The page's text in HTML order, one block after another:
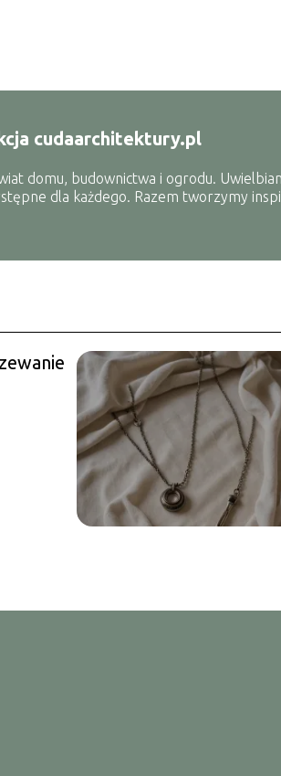
cudaarchitektury.pl
domu, budownictwa i ogrodu.
dla każdego. Razem tworzymy